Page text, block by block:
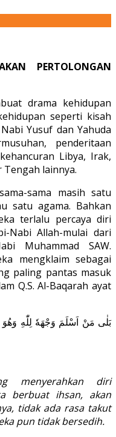
PERTOLONGAN
drama kehidupan
seperti kisah
Yusuf dan Yahuda
penderitaan
Libya, Irak,
lainnya.
sama masih satu
satu agama. Bahkan
terlalu percaya diri
Nabi Allah-mulai dari
Muhammad SAW.
mengklaim sebagai
paling pantas masuk
Q.S. Al-Baqarah ayat
بَلٰى مَنْ اَسْلَمَ وَجْهَهٗ لِلّٰهِ
menyerahkan diri
berbuat ihsan, akan
tidak ada rasa takut
pun tidak bersedih.